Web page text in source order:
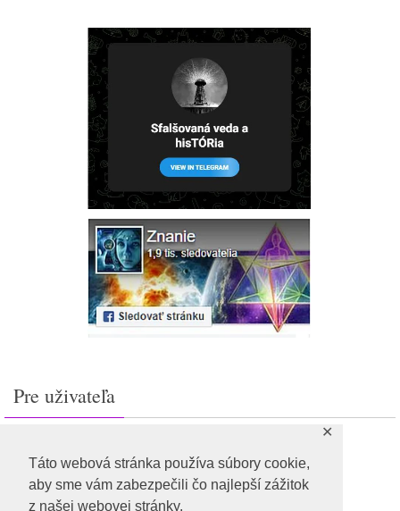
Táto webová stránka používa súbory cookie,
aby sme vám zabezpečili čo najlepší zážitok
z našej webovej stránky.
✕
Pre uživateľa
Feed záznamov
RSS feed komentárov
WordPress.org